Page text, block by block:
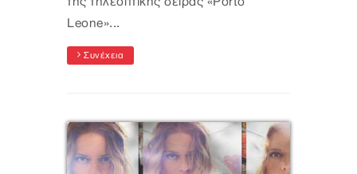
Leone»...
Συνέχεια